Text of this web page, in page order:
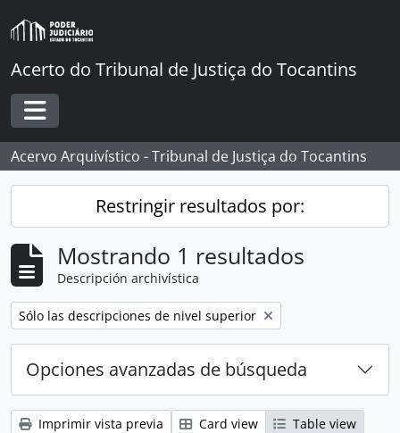
Acerto do Tribunal de Justiça do Tocantins
Toggle navigation
Acervo Arquivístico - Tribunal de Justiça do Tocantins
Restringir resultados por:
Mostrando 1 resultados
Descripción archivística
Remove filter:
Sólo las descripciones de nivel superior
Opciones avanzadas de búsqueda
Imprimir vista previa Card view
Table view